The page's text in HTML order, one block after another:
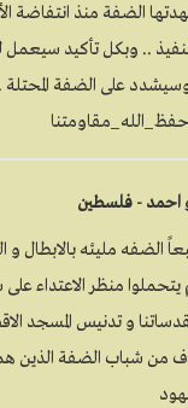
الضفة منذ انتفاضة
.. وبكل تأكيد
على الضفة المحتلة .
احمد - فلسطين
الضفه مليئه بالابطال و
يتحملوا منظر الاعتداء على
و تدنيس المسجد
من شباب الضفة الذين